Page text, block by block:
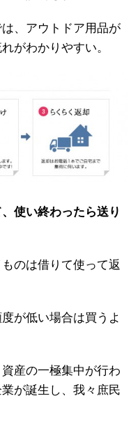
、アウトドア用品が
がわかりやすい。
使い終わったら送り
のは借りて使って返
が低い場合は買うよ
産の一極集中が行わ
が誕生し、我々庶民